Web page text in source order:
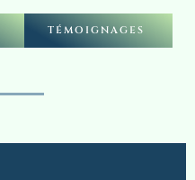
TÉMOIGNAGES